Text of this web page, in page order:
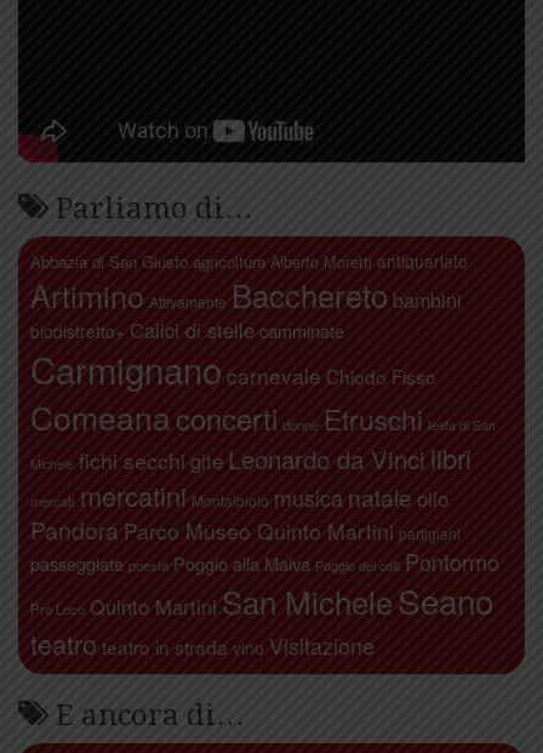
Parliamo di…
Abbazia di San Giusto agricoltura Alberto Moretti antiquariato
Artimino Attivamente Bacchereto bambini
biodistretto+ Calici di stelle camminate
Carmignano carnevale Chiodo Fisso
Comeanaconcerti donne Etruschi festa di San
Michele fichi secchi gite Leonardo da Vinci libri
mercati mercatini Montalbiolo musica natale olio
Pandora Parco Museo Quinto Martini partigiani
passeggiate poesia Poggio alla Malva Poggio dei colli Pontormo
Pro Loco Quinto Martini San MicheleSeano
teatro teatro in strada vino Visitazione
E ancora di…